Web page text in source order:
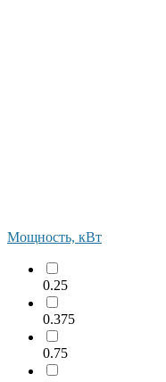
Мощность, кВт
0.25
0.375
0.75